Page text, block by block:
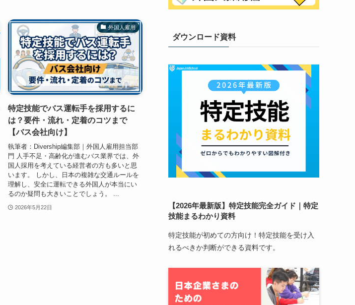
外国人雇用
特定技能でバス運転手を採用するに
は？要件・流れ・定着のコツまで
【バス会社向け】
執筆者：Divership編集部｜外国人雇用担当部
門 人手不足・高齢化が進むバス業界では、外
国人採用を考えている経営者の方も多いと思
います。 しかし、日本の複雑な交通ルールを
理解し、安全に運転できる外国人が本当にい
るのか疑問も大きいことでしょう。 ...
2026年5月22日
ダウンロード資料
【2026年最新版】特定技能完全ガイド｜特定
技能まるわかり資料
特定技能が初めての方向け！特定技能を受け入
れるべきか判断ができる資料です。